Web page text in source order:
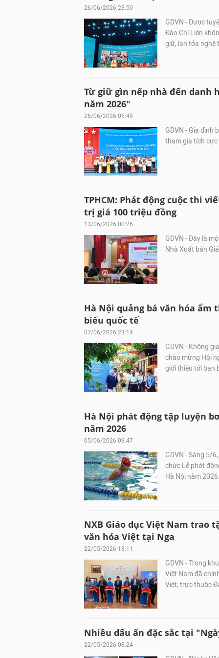
26/06/2026 23:50
GDVN - Được
Đào Chí Liên
giữ, lan tỏa nghệ
Từ giữ gìn nếp nhà đến danh
năm 2026"
26/06/2026 06:49
GDVN - Gia đình
tham gia tích cực
TPHCM: Phát động cuộc thi
trị giá 100 triệu đồng
13/06/2026 00:26
GDVN - Đây là
Nhà Xuất bản
Hà Nội quảng bá văn hóa
biểu quốc tế
07/06/2026 23:14
GDVN - Không
chào mừng Hội
giới thiệu tới bạn
Hà Nội phát động tập luyện
năm 2026
05/06/2026 09:47
GDVN - Sáng 5/
chức Lễ phát
Hà Nội năm
NXB Giáo dục Việt Nam trao
văn hóa Việt tại Nga
22/05/2026 13:11
GDVN - Trong
Việt Nam đã
Việt, trực thuộc
Nhiều dấu ấn đặc sắc tại
22/05/2026 08:24